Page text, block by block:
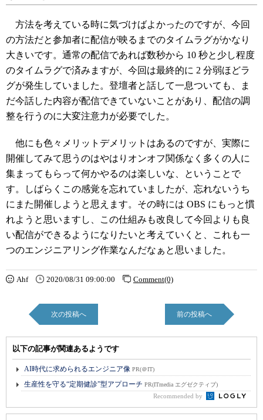
方法を考えている時に気づけばよかったのですが、今回
の方法だと参加者に配信が映るまでのタイムラグがかなり
大きいです。通常の配信であれば数秒から 10 秒と少し程度
のタイムラグで済みますが、今回は最終的に 2 分弱ほどラ
グが発生していました。登壇者と話して一息ついても、ま
だ今話した内容が配信できていないことがあり、配信の調
整を行うのに大変注意力が必要でした。
他にも色々メリットデメリットはあるのですが、実際に
開催してみて思うのはやはりオンオフ関係なく多くの人に
集まってもらって何かやるのは楽しいな、ということで
す。しばらくこの感覚を忘れていましたが、忘れないうち
にまた開催しようと思えます。その時には OBS にもっと慣
れようと思いますし、この仕組みも改良して今回よりも良
い配信ができるようになりたいと考えていくと、これも一
つのエンジニアリング作業なんだなぁと思いました。
Ahf 2020/08/31 09:00:00 Comment(0)
次の投稿へ 前の投稿へ
以下の記事が関連あるようです
AI時代に求められるエンジニア像 PR(＠IT)
生産性を守る“定期健診”型アプローチ PR(ITmedia エグゼクティブ)
Recommended by